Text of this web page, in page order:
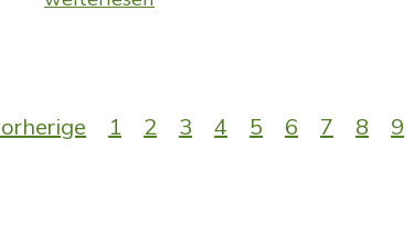
1 2 3 4 5 6 7 8 9